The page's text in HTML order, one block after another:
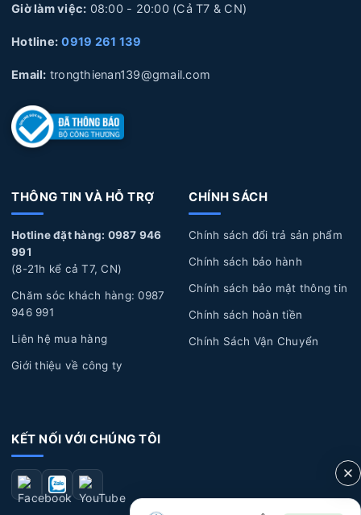
Giờ làm việc: 08:00 - 20:00 (Cả T7 & CN)
Hotline: 0919 261 139
Email: trongthienan139@gmail.com
THÔNG TIN VÀ HỖ TRỢ
Hotline đặt hàng: 0987 946
991
(8-21h kể cả T7, CN)
Chăm sóc khách hàng: 0987
946 991
Liên hệ mua hàng
Giới thiệu về công ty
CHÍNH SÁCH
Chính sách đổi trả sản phẩm
Chính sách bảo hành
Chính sách bảo mật thông tin
Chính sách hoàn tiền
Chính Sách Vận Chuyển
KẾT NỐI VỚI CHÚNG TÔI